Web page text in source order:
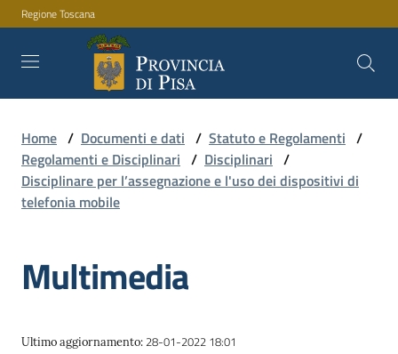
Vai al contenuto
Vai alla navigazione
Vai al footer
Regione Toscana
Amministrazione
Novità
Home / Documenti e dati / Statuto e Regolamenti /
Regolamenti e Disciplinari / Disciplinari /
Disciplinare per l’assegnazione e l'uso dei dispositivi di
telefonia mobile
Multimedia
Ultimo aggiornamento: 28-01-2022 18:01